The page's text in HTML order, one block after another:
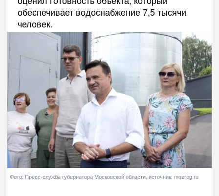
обеспечивает водоснабжение 7,5 тысячи
человек.
Фото: Пресс-служба губернатора Московской области, источник: mosreg.ru